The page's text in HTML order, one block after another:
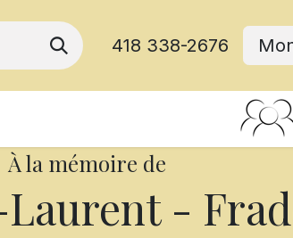
418 338-2676
À la mémoire de
-